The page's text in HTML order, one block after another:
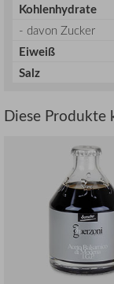
Kohlenhydrate
- davon Zucker
Eiweiß
Salz
Diese Produkte